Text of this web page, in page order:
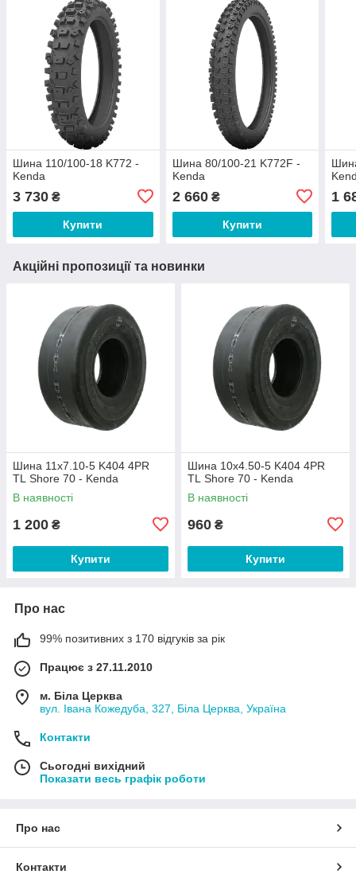
Шина 110/100-18 K772 -
Kenda
3 730 ₴
Купити
Шина 80/100-21 K772F -
Kenda
2 660₴
Купити
1
Акційні пропозиції та новинки
Шина 11x7.10-5 K404 4PR
TL Shore 70 - Kenda
В наявності
1 200 ₴
Купити
Шина 10x4.50-5 K404 4PR
TL Shore 70 - Kenda
В наявності
960 ₴
Купити
Про нас
99% позитивних з 170 відгуків за рік
Працює з 27.11.2010
м. Біла Церква
вул. Івана Кожедуба, 327, Біла Церква, Україна
Контакти
Сьогодні вихідний
Показати весь графік роботи
Про нас
Контакти